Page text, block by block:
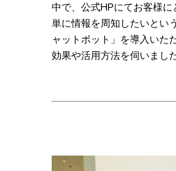
中で、公式HPにてお客様
単に情報を周知したいとい
ャットボット」を導入いた
効果や活用方法を伺いました